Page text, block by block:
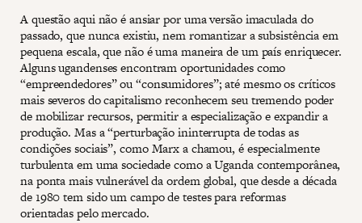
A questão aqui não é ansiar por uma versão imaculada do
passado, que nunca existiu, nem romantizar a subsistência em
pequena escala, que não é uma maneira de um país enriquecer.
Alguns ugandenses encontram oportunidades como
“empreendedores” ou “consumidores”; até mesmo os críticos
mais severos do capitalismo reconhecem seu tremendo poder
de mobilizar recursos, permitir a especialização e expandir a
produção. Mas a “perturbação ininterrupta de todas as
condições sociais”, como Marx a chamou, é especialmente
turbulenta em uma sociedade como a Uganda contemporânea,
na ponta mais vulnerável da ordem global, que desde a década
de 1980 tem sido um campo de testes para reformas
orientadas pelo mercado.